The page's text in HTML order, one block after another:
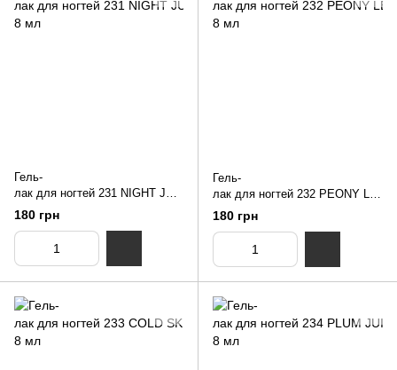
Гель-
лак для ногтей 231 NIGHT JUN
GLE NUB 8 мл
180 грн
Гель-
лак для ногтей 232 PEONY LE
AVES NUB 8 мл
180 грн